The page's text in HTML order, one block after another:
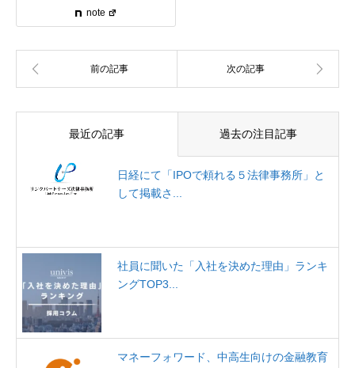
note
最近の記事 過去の注目記事
日経にて「IPOで頼れる５法律事務所」と
して掲載さ...
社員に聞いた「入社を決めた理由」ランキ
ングTOP3...
マネーフォワード、中高生向けの金融教育